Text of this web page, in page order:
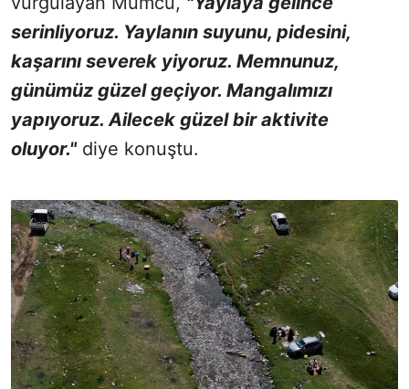
serinliyoruz. Yaylanın suyunu, pidesini,
kaşarını severek yiyoruz. Memnunuz,
günümüz güzel geçiyor. Mangalımızı
yapıyoruz. Ailecek güzel bir aktivite
oluyor."diye konuştu.